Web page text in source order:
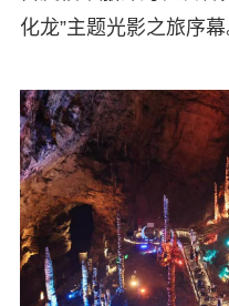
化龙”主题光影之旅序幕